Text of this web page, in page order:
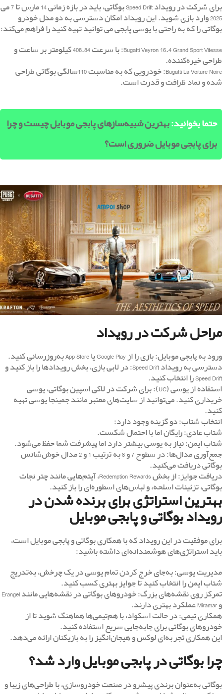
برای شرکت در رویداد Speed Drift بوگاتی، باید در بازه زمانی 14 مارس تا 7 می
2025 وارد بازی شوید. این رویداد امکان دسترسی به دو مدل خودرو
بوگاتی را که به راحتی با یوسی پابجی می توانید تهیه کنید را فراهم می‌کند:
Bugatti Veyron 16.4 Grand Sport Vitesse: با سرعت 408.84 کیلومتر بر ساعت و
طراحی خیره‌کننده.
Bugatti La Voiture Noire: خودرویی که به مناسبت 110سالگی بوگاتی طراحی
شده و نماد ظرافت و قدرت است.
حتما بخوانید:بهترین شبیه‌سازهای پابجی موبایل چیست و چرا
برای پابجی موبایل ضروری است؟
مراحل شرکت در رویداد
ورود به پابجی موبایل: بازی را از Google Play یا App Store به‌روزرسانی کنید.
دسترسی به رویداد Speed Drift: در لابی بازی، بخش رویدادها را باز کنید و
Speed Drift را انتخاب کنید.
استفاده از یوسی (UC): برای شرکت در لاکی اسپین بوگاتی، یوسی
خریداری کنید. می‌توانید از سایت‌های معتبر مانند جمینجا یوسی تهیه
کنید.
انتخاب شتاب: دو گزینه وجود دارد:
شتاب عادی: رایگان اما با احتمال شکست.
شتاب ایمن: نیاز به یوسی بیشتر دارد اما پیشرفت شما حفظ می‌شود.
جمع‌آوری مدال‌ها: در سطوح 7 و 8 به ترتیب 1 و 2 مدال خوش‌شانس
بوگاتی دریافت می‌کنید.
دریافت جوایز: از بخش Redemption Rewards، آیتم‌هایی مانند چتر نجات
بوگاتی، تزئینات اسلحه، و لباس‌های اسطوره‌ای را باز کنید.
بهترین استراتژی برای برنده شدن در
رویداد بوگاتی و پابجی موبایل
برای موفقیت در این رویداد که با همکاری بوگاتی و پابجی موبایل است،
باید استراتژی‌های هوشمندانه‌ای داشته باشید:
مدیریت یوسی: به‌جای خرج کردن تمام یوسی در یک چرخش، به‌تدریج
شتاب ایمن را انتخاب کنید تا جوایز بهتری کسب کنید.
تمرکز روی نقشه‌های بزرگ: خودروهای بوگاتی در نقشه‌هایی مانند Erangel
و Miramar عملکرد بهتری دارند.
همکاری تیمی: در حالت اسکواد، با هم‌تیمی‌ها هماهنگ شوید تا از
خودروهای بوگاتی برای جابه‌جایی سریع استفاده کنید.
این همکاری تجربه‌ای لوکس و هیجان‌انگیز را به بازیکنان ارائه می‌دهد.
چرا بوگاتی در پابجی موبایل وارد شد؟
بوگاتی به‌عنوان برندی پیشرو در صنعت خودروسازی، با طراحی‌های زیبا و